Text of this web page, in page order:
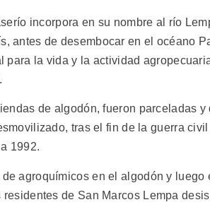
incorpora en su nombre al río
antes de desembocar en el océano
para la vida y la actividad
de algodón, fueron parceladas
tras el fin de la guerra
1992.
agroquímicos en el algodón y luego
de San Marcos Lempa